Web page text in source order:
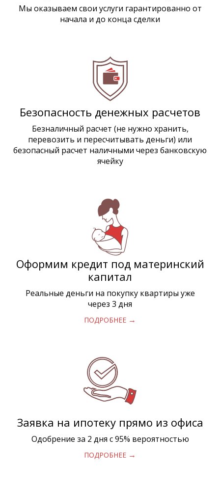
Мы оказываем свои услуги гарантированно от
начала и до конца сделки
Безопасность денежных расчетов
Безналичный расчет (не нужно хранить,
перевозить и пересчитывать деньги) или
безопасный расчет наличными через банковскую
ячейку
Оформим кредит под материнский
капитал
Реальные деньги на покупку квартиры уже
через 3 дня
ПОДРОБНЕЕ →
Заявка на ипотеку прямо из офиса
Одобрение за 2 дня с 95% вероятностью
ПОДРОБНЕЕ →